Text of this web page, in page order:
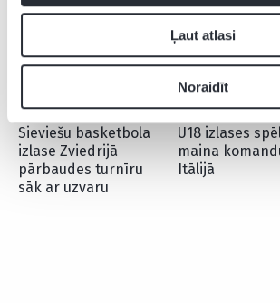
Ļaut atlasi
Noraidīt
Sieviešu basketbola
izlase Zviedrijā
pārbaudes turnīru
sāk ar uzvaru
U18 izlases
maina
Itālijā